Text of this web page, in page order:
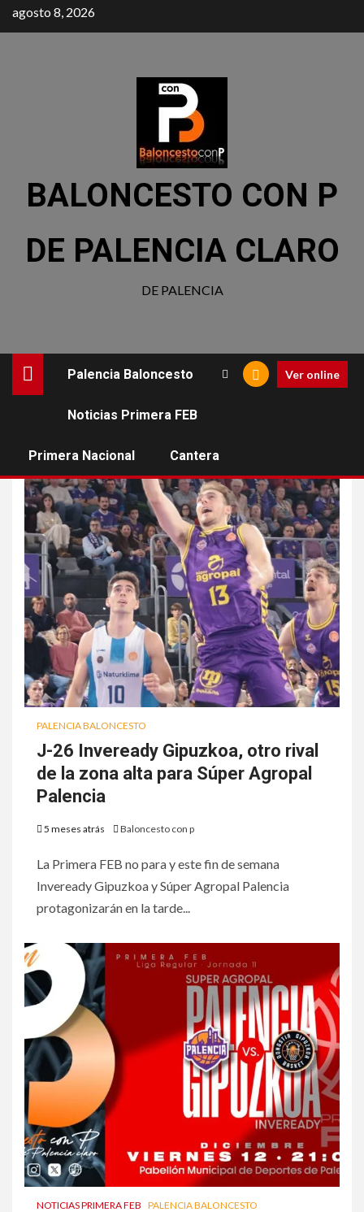
agosto 8, 2026
BALONCESTO CON P
DE PALENCIA CLARO
DE PALENCIA
Palencia Baloncesto
Noticias Primera FEB
Primera Nacional Cantera
Ver online
PALENCIA BALONCESTO
J-26 Inveready Gipuzkoa, otro rival
de la zona alta para Súper Agropal
Palencia
5 meses atrás Baloncesto con p
La Primera FEB no para y este fin de semana
Inveready Gipuzkoa y Súper Agropal Palencia
protagonizarán en la tarde...
NOTICIAS PRIMERA FEB PALENCIA BALONCESTO